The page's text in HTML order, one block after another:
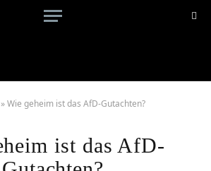
»Wie geheim ist das AfD-Gutachten?
ist das AfD-